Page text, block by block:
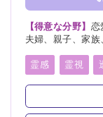
【得意な分野】 恋
夫婦、親子、家
運、仕事、引越
談
霊感 霊視
祈願 祈祷
霊符